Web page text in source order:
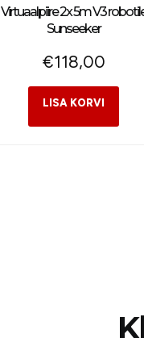
Virtuaalpiire 2x 5m V3
Sunseeker
€118,00